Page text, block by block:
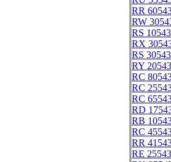
RR
RW
RS 10543
RX
RS 30543
RY 20543
RC
RC
RC
RD
RB
RC
RR
RE 25543